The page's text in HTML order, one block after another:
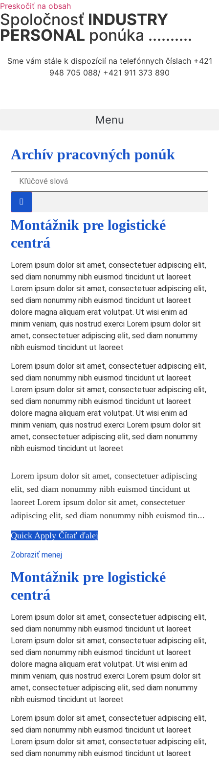
Preskočiť na obsah
Spoločnosť INDUSTRY
PERSONAL ponúka ..........
Sme vám stále k dispozícií na telefónnych číslach +421
948 705 088/ +421 911 373 890
Menu
Archív pracovných ponúk
Kľúčové slová
Montážnik pre logistické
centrá
Lorem ipsum dolor sit amet, consectetuer adipiscing elit,
sed diam nonummy nibh euismod tincidunt ut laoreet
Lorem ipsum dolor sit amet, consectetuer adipiscing elit,
sed diam nonummy nibh euismod tincidunt ut laoreet
dolore magna aliquam erat volutpat. Ut wisi enim ad
minim veniam, quis nostrud exerci Lorem ipsum dolor sit
amet, consectetuer adipiscing elit, sed diam nonummy
nibh euismod tincidunt ut laoreet
Lorem ipsum dolor sit amet, consectetuer adipiscing elit,
sed diam nonummy nibh euismod tincidunt ut laoreet
Lorem ipsum dolor sit amet, consectetuer adipiscing elit,
sed diam nonummy nibh euismod tincidunt ut laoreet
dolore magna aliquam erat volutpat. Ut wisi enim ad
minim veniam, quis nostrud exerci Lorem ipsum dolor sit
amet, consectetuer adipiscing elit, sed diam nonummy
nibh euismod tincidunt ut laoreet
Lorem ipsum dolor sit amet, consectetuer adipiscing
elit, sed diam nonummy nibh euismod tincidunt ut
laoreet Lorem ipsum dolor sit amet, consectetuer
adipiscing elit, sed diam nonummy nibh euismod tin...
Quick ApplyČítať ďalej
Zobraziť menej
Montážnik pre logistické
centrá
Lorem ipsum dolor sit amet, consectetuer adipiscing elit,
sed diam nonummy nibh euismod tincidunt ut laoreet
Lorem ipsum dolor sit amet, consectetuer adipiscing elit,
sed diam nonummy nibh euismod tincidunt ut laoreet
dolore magna aliquam erat volutpat. Ut wisi enim ad
minim veniam, quis nostrud exerci Lorem ipsum dolor sit
amet, consectetuer adipiscing elit, sed diam nonummy
nibh euismod tincidunt ut laoreet
Lorem ipsum dolor sit amet, consectetuer adipiscing elit,
sed diam nonummy nibh euismod tincidunt ut laoreet
Lorem ipsum dolor sit amet, consectetuer adipiscing elit,
sed diam nonummy nibh euismod tincidunt ut laoreet